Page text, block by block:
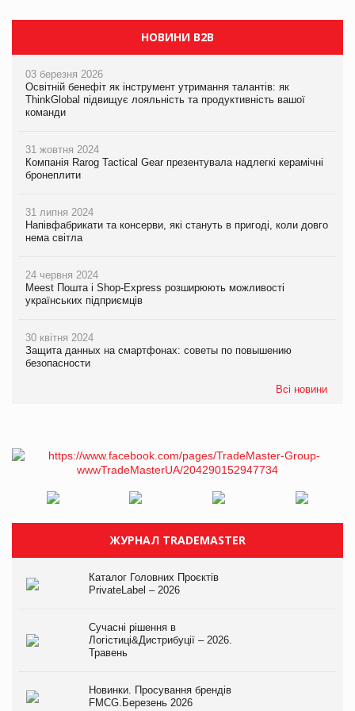
НОВИНИ B2B
03 березня 2026
Освітній бенефіт як інструмент утримання талантів: як
ThinkGlobal підвищує лояльність та продуктивність вашої
команди
31 жовтня 2024
Компанія Rarog Tactical Gear презентувала надлегкі керамічні
бронеплити
31 липня 2024
Напівфабрикати та консерви, які стануть в пригоді, коли довго
нема світла
24 червня 2024
Meest Пошта і Shop-Express розширюють можливості
українських підприємців
30 квітня 2024
Защита данных на смартфонах: советы по повышению
безопасности
Всі новини
ЖУРНАЛ TRADEMASTER
Каталог Головних Проєктів
PrivateLabel – 2026
Сучасні рішення в
Логістиці&Дистрибуції – 2026.
Травень
Новинки. Просування брендів
FMCG.Березень 2026